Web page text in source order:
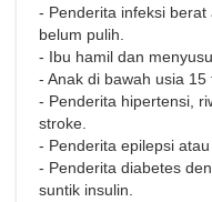
- Penderita infeksi
belum pulih.
- Ibu hamil dan
- Anak di bawah usia 15
- Penderita hipertensi,
stroke.
- Penderita epilepsi
- Penderita diabetes
suntik insulin.